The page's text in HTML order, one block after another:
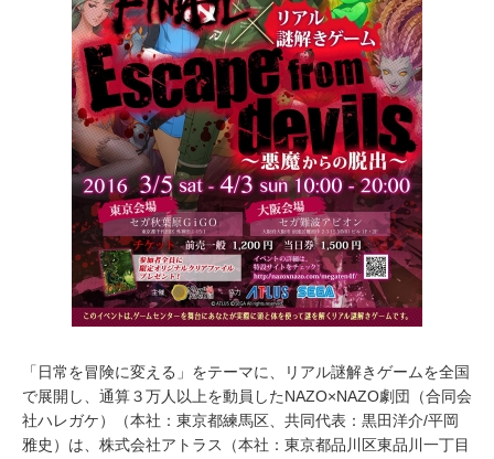
「日常を冒険に変える」をテーマに、リアル謎解きゲームを全国
で展開し、通算３万人以上を動員したNAZO×NAZO劇団（合同会
社ハレガケ）（本社：東京都練馬区、共同代表：黒田洋介/平岡
雅史）は、株式会社アトラス（本社：東京都品川区東品川一丁目